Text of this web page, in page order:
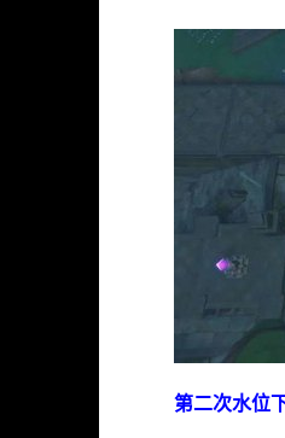
第二次水位